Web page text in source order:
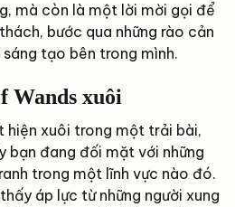
mà còn là một lời mời gọi để
bước qua những rào cản
tạo bên trong mình.
Wands xuôi
hiện xuôi trong một trải bài,
bạn đang đối mặt với những
trong một lĩnh vực nào đó.
áp lực từ những người xung